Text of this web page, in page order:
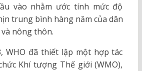
vào nhằm ước tính mức độ
trung bình hàng năm của dân
nông thôn.
WHO đã thiết lập một hợp tác
Khí tượng Thế giới (WMO),